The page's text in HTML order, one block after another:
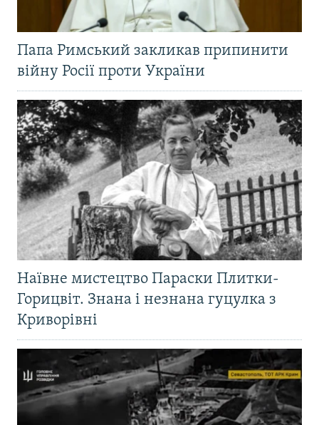
Папа Римський закликав припинити
війну Росії проти України
Наївне мистецтво Параски Плитки-
Горицвіт. Знана і незнана гуцулка з
Криворівні